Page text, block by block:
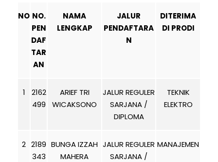
NO NO.
PEN
DAF
TAR
AN
NAMA
LENGKAP
JALUR
PENDAFTARA
N
DITERIMA
DI PRODI
1
2162
499
ARIEF TRI
WICAKSONO
JALUR REGULER
SARJANA /
DIPLOMA
TEKNIK
ELEKTRO
2 2189
343
BUNGA IZZAH
MAHERA
JALUR REGULER
SARJANA /
MANAJEMEN